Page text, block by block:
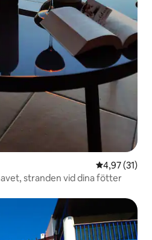
4,97 av 5 i
4,97 (31)
stranden vid dina fötter